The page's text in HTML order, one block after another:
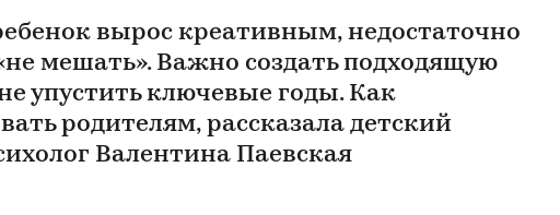
вырос креативным, недостаточно
мешать». Важно создать подходящую
упустить ключевые годы. Как
родителям, рассказала детский
Валентина Паевская